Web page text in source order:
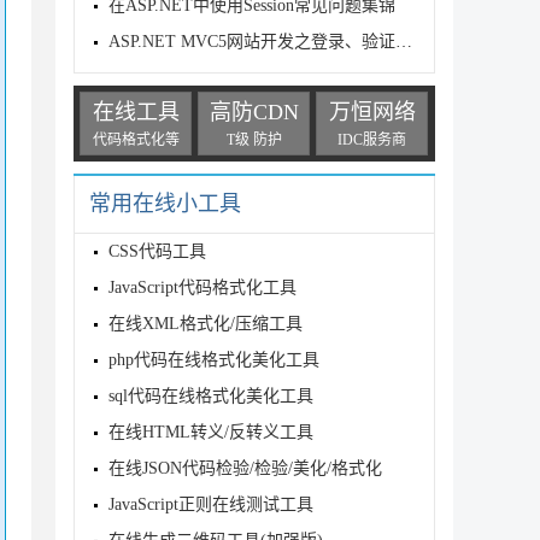
在ASP.NET中使用Session常见问题集锦
ASP.NET MVC5网站开发之登录、验证和注销管理员篇1(六)
在线工具
代码格式化等
高防CDN
T级 防护
万恒网络
IDC服务商
常用在线小工具
CSS代码工具
JavaScript代码格式化工具
在线XML格式化/压缩工具
php代码在线格式化美化工具
sql代码在线格式化美化工具
在线HTML转义/反转义工具
在线JSON代码检验/检验/美化/格式化
JavaScript正则在线测试工具